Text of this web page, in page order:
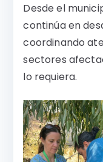
Desde el
continúa en
coordinando
sectores
lo requiera.